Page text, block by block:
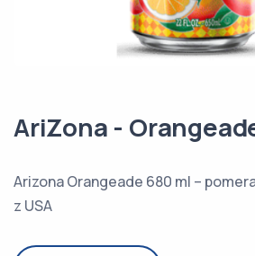
AriZona -
Arizona Orangeade 680 ml –
z USA